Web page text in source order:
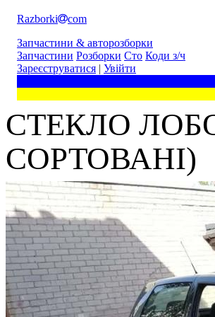
Razborki
com
Запчастини & авторозборки
Запчастини Розборки Сто Коди з/ч
Зареєструватися | Увійти
СТЕКЛО
СОРТОВАНІ)